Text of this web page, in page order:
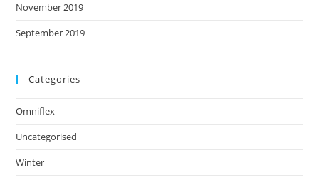
November 2019
September 2019
Categories
Omniflex
Uncategorised
Winter